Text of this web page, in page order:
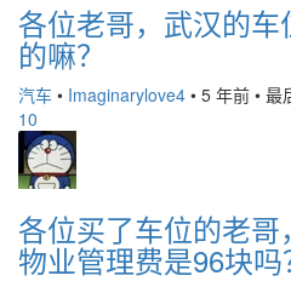
各位老哥，武汉的
的嘛？
汽车 • Imaginarylove4 • 5 年前 • 最
10
各位买了车位的老
物业管理费是96块吗